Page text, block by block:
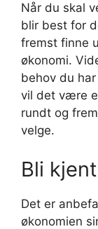
Når du skal
blir best for
fremst finne
økonomi.
behov du
vil det være
rundt og
velge.
Bli
Det er
økonomien